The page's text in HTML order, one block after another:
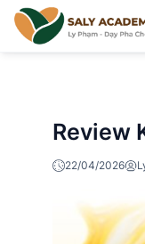
Review
22/04/2026